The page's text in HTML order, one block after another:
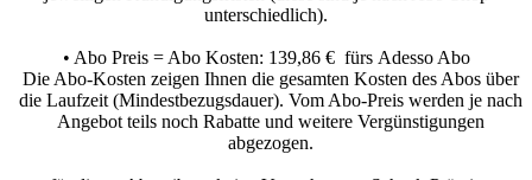
unterschiedlich).
• Abo Preis = Abo Kosten: 139,86 € fürs Adesso Abo
Die Abo-Kosten zeigen Ihnen die gesamten Kosten des Abos über
die Laufzeit (Mindestbezugsdauer). Vom Abo-Preis werden je nach
Angebot teils noch Rabatte und weitere Vergünstigungen
abgezogen.